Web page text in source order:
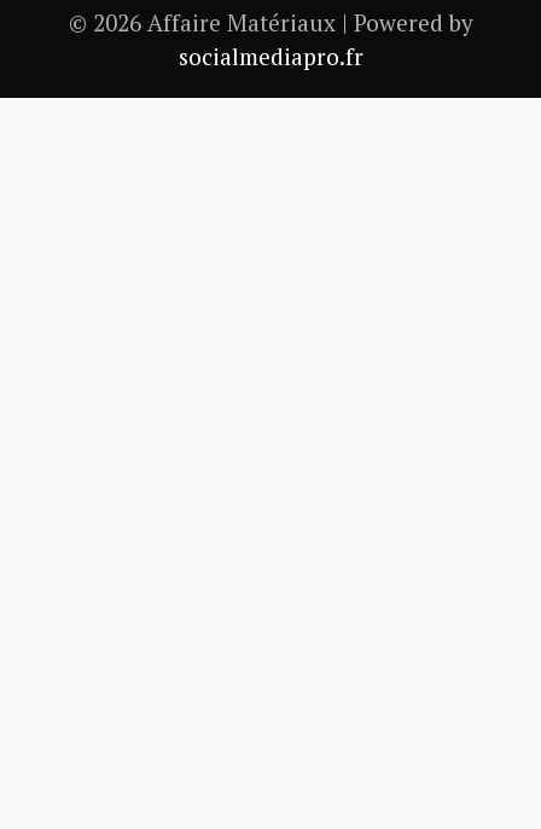
© 2026 Affaire Matériaux | Powered by
socialmediapro.fr